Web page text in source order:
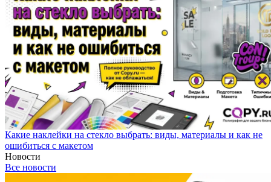
Какие наклейки на стекло выбрать: виды, материалы и как не
ошибиться с макетом
Новости
Все новости